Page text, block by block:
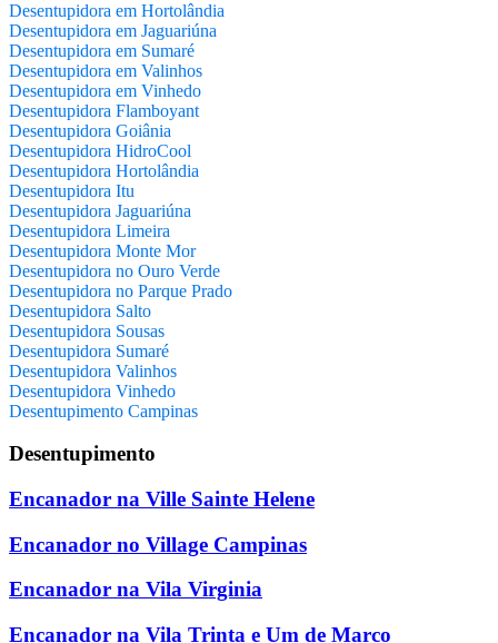
Desentupidora em Hortolândia
Desentupidora em Jaguariúna
Desentupidora em Sumaré
Desentupidora em Valinhos
Desentupidora em Vinhedo
Desentupidora Flamboyant
Desentupidora Goiânia
Desentupidora HidroCool
Desentupidora Hortolândia
Desentupidora Itu
Desentupidora Jaguariúna
Desentupidora Limeira
Desentupidora Monte Mor
Desentupidora no Ouro Verde
Desentupidora no Parque Prado
Desentupidora Salto
Desentupidora Sousas
Desentupidora Sumaré
Desentupidora Valinhos
Desentupidora Vinhedo
Desentupimento Campinas
Desentupimento
Encanador na Ville Sainte Helene
Encanador no Village Campinas
Encanador na Vila Virginia
Encanador na Vila Trinta e Um de Marco